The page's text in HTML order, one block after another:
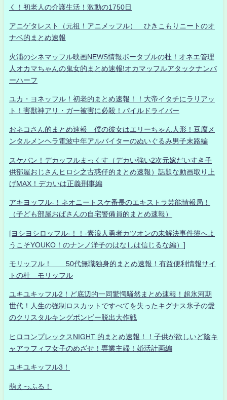
く！初老人の介護生活！激動の1750日
アニゲタレスト（元祖！アニメッフル） ひきこもりニートのオ
ナベ的まとめ速報
火浦のシネマッフル映画NEWS情報ポータブルの杜！オネエ管理
人オカマちゃんの鬼女的まとめ速報!オカマッフルアタックナンバ
ーハーフ
ユカ・ヨネッフル！初老的まとめ速報！！大帝イタチにラリアッ
ト！害獣神アリ・ガー被害に必殺！パイルドライバー
おネコさん的まとめ速報 僕の彼女はエリーちゃん人形！豆腐メ
ンタルメンヘラ電波中年アルバイターのぬいぐるみ男子末路編
スケバン！デカッフルまっくす（デカい強い2次元嫁だいすき子
供部屋おじさんヒロシ之古惑仔的まとめ速報）話題な動画取り上
げMAX！デカいは正義刑事編
アキヨッフル-！ネオニートスケ番長のエキストラ芸能情報局！
（子ども部屋おばさんの自宅警備員的まとめ速報）
[ヨシヨシロッフル-！！-素浪人勇者カツオンの未解決事件簿へよ
うこそYOUKO！のナンノ洋子のはなしは信じるな編）]
モリッフル！ 50代無職独身的まとめ速報！有益便利情報サイ
トの杜 モリッフル
ユキユキッフル2！ど底辺的一同驚愕騒然まとめ速報！超氷河期
世代！人生の強制ロスカットですべてを失ったキグナス氷子の愛
のクリスタルキングボンビー脱出大作戦
ヒロコンプレックスNIGHT 的まとめ速報！！子供が欲しいど陰キ
ャアラフィフ女子のめざせ！専業主婦！婚活計画編
ユキユキッフル3！
萌えっふる！